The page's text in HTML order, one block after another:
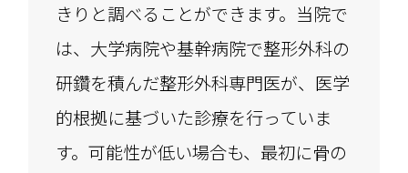
きりと調べることができます。当院で
は、大学病院や基幹病院で整形外科の
研鑽を積んだ整形外科専門医が、医学
的根拠に基づいた診療を行っていま
す。可能性が低い場合も、最初に骨の